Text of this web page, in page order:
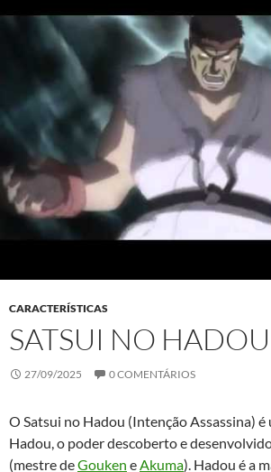
CARACTERÍSTICAS
SATSUI NO HADOU
27/09/2025 0 COMENTÁRIOS
O Satsui no Hadou (Intenção Assassina)
Hadou, o poder descoberto e
(mestre deGouken eAkuma). Hadou é a